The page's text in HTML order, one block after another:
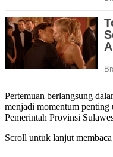
Pertemuan berlangsung
menjadi momentum penting
Pemerintah Provinsi
Scroll untuk lanjut membaca